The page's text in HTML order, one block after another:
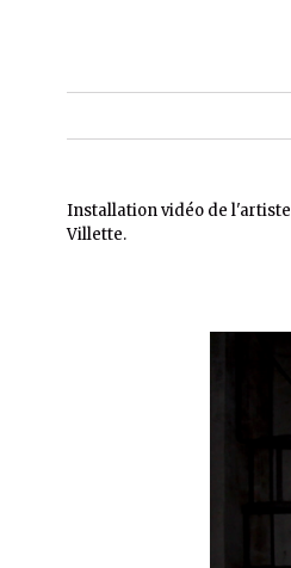
Installation vidéo de l'artiste
Villette.